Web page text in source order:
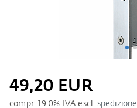
49,20 EUR
compr. 19.0% IVA escl. spedizione